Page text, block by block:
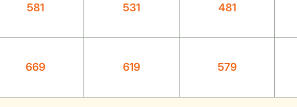
581 531 481
669 619 579